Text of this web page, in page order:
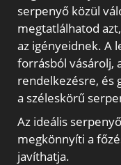
serpenyő közül
megtatlálhatod
az igényeidnek. A
forrásból vásárolj,
rendelkezésre, és
a széleskörű
Az ideális
megkönnyíti a
javíthatja.